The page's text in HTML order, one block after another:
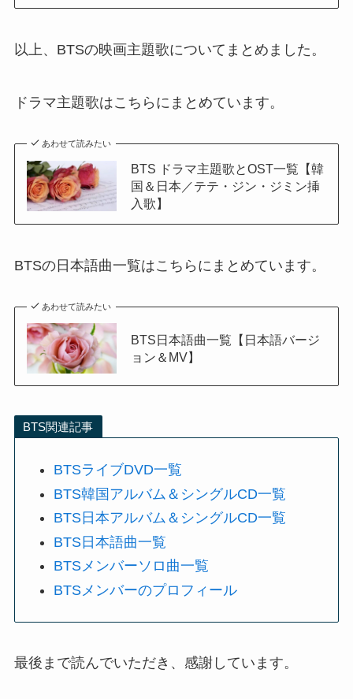
以上、BTSの映画主題歌についてまとめました。
ドラマ主題歌はこちらにまとめています。
あわせて読みたい
BTS ドラマ主題歌とOST一覧【韓
国＆日本／テテ・ジン・ジミン挿
入歌】
BTSの日本語曲一覧はこちらにまとめています。
あわせて読みたい
BTS日本語曲一覧【日本語バージ
ョン＆MV】
BTS関連記事
BTSライブDVD一覧
BTS韓国アルバム＆シングルCD一覧
BTS日本アルバム＆シングルCD一覧
BTS日本語曲一覧
BTSメンバーソロ曲一覧
BTSメンバーのプロフィール
最後まで読んでいただき、感謝しています。